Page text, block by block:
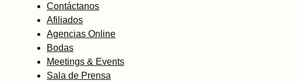
Contáctanos
Afiliados
Agencias Online
Bodas
Meetings & Events
Sala de Prensa